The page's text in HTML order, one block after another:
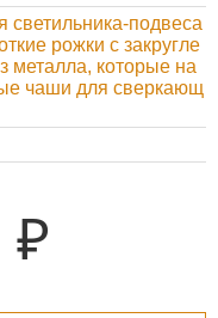
светильника-подвеса
рожки с закругле
металла, которые на
чаши для сверкающ